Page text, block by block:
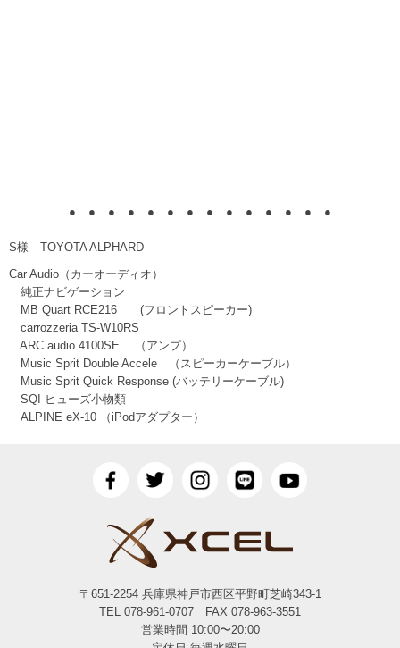
● ● ● ● ● ● ● ● ● ● ● ● ● ●
S様 TOYOTA ALPHARD
Car Audio（カーオーディオ）
純正ナビゲーション
MB Quart RCE216 (フロントスピーカー)
carrozzeria TS-W10RS
ARC audio 4100SE （アンプ）
Music Sprit Double Accele （スピーカーケーブル）
Music Sprit Quick Response (バッテリーケーブル)
SQI ヒューズ小物類
ALPINE eX-10 （iPodアダプター）
〒651-2254 兵庫県神戸市西区平野町芝崎343-1
TEL 078-961-0707 FAX 078-963-3551
営業時間 10:00〜20:00